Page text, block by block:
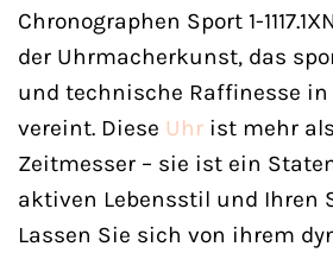
Chronographen Sport 1-
der Uhrmacherkunst, das
und technische Raffinesse in
vereint. Diese Uhr ist mehr
Zeitmesser – sie ist ein
aktiven Lebensstil und Ihren
Lassen Sie sich von ihrem